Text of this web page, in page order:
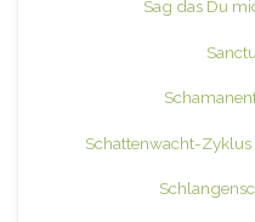
Sag das Du
Schattenwacht-Zyklus